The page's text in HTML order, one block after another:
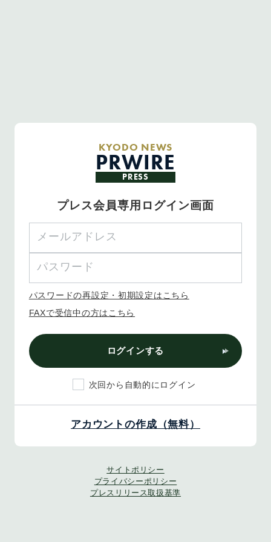
KYODO NEWS
PRWIRE
PRESS
プレス会員専用ログイン画面
パスワードの再設定・初期設定はこちら
FAXで受信中の方はこちら
ログインする
次回から自動的にログイン
アカウントの作成（無料）
サイトポリシー
プライバシーポリシー
プレスリリース取扱基準